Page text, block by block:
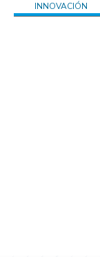
INNOVACIÓN